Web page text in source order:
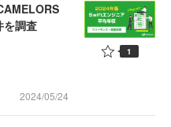
を調査
2024/05/24
1